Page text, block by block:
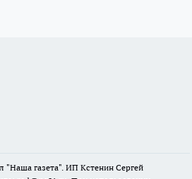
"Наша газета". ИП Кстенин Сергей